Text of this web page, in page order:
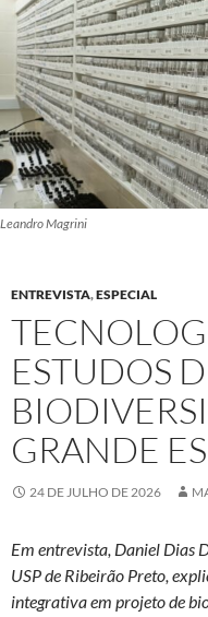
Leandro Magrini
ENTREVISTA,ESPECIAL
ESTUDOS
GRANDE
24 DE JULHO DE 2026
Em entrevista, Daniel Dias
USP de Ribeirão Preto,
integrativa em projeto de